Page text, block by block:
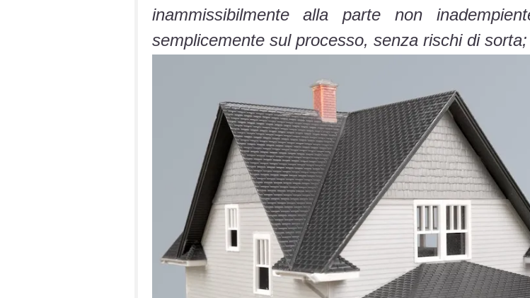
inammissibilmente alla parte non
semplicemente sul processo, senza rischi di sorta;